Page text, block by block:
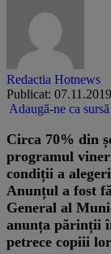
Redactia Hotnews
Publicat:
Adaugă-ne ca
Circa 70% din
programul
condiții a
Anunțul a fost
General al
anunța părinții
petrece copiii